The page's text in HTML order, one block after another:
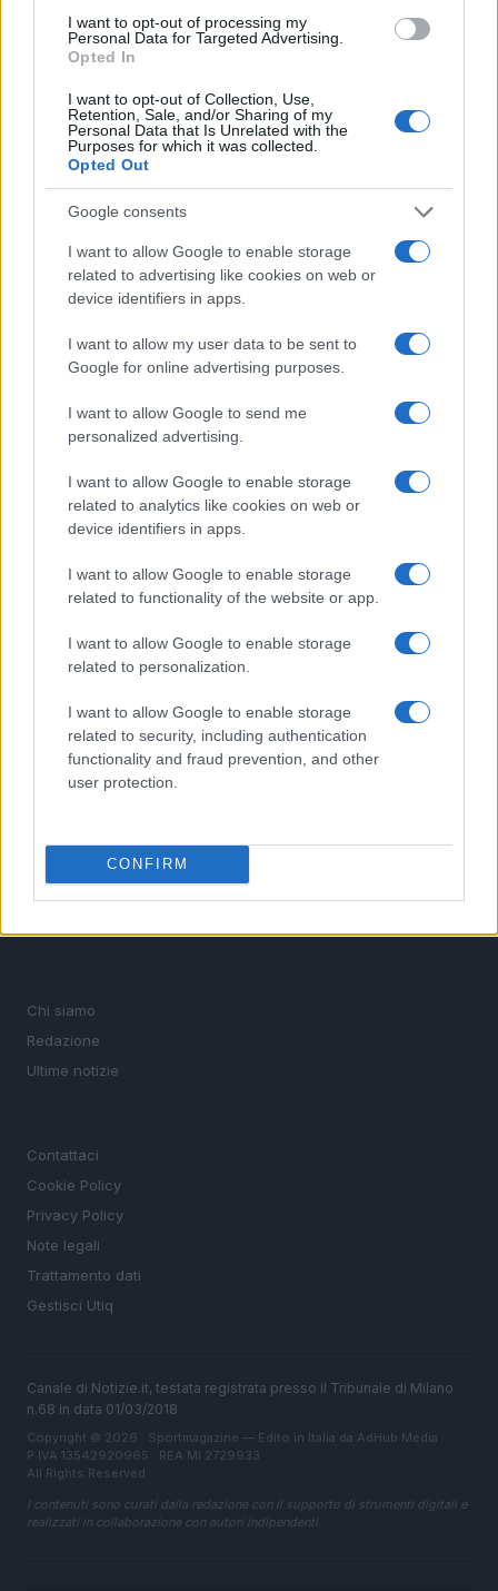
I want to opt-out of processing my
Personal Data for Targeted Advertising.
Opted In
I want to opt-out of Collection, Use,
Retention, Sale, and/or Sharing of my
Personal Data that Is Unrelated with the
Purposes for which it was collected.
Opted Out
Google consents
I want to allow Google to enable storage
related to advertising like cookies on web or
device identifiers in apps.
I want to allow my user data to be sent to
Google for online advertising purposes.
I want to allow Google to send me
personalized advertising.
I want to allow Google to enable storage
related to analytics like cookies on web or
device identifiers in apps.
I want to allow Google to enable storage
related to functionality of the website or app.
I want to allow Google to enable storage
related to personalization.
I want to allow Google to enable storage
related to security, including authentication
functionality and fraud prevention, and other
user protection.
CONFIRM
PIÙ LETTI
Chouchaa: chi è il calciatore algerino?
Union Berlino-Cagliari: dove vedere l’amichevole
estiva in diretta
Lazio e Milan: tutti gli ex calciatori che hanno
indossato le due maglie
A quanto ammonta il patrimonio di Andrea Pirlo?
calcio, basket, tennis, ciclismo, motori, Formula 1,
MotoGP e Olimpiadi. Le ultime news dalle competizioni
nazionali e internazionali, gli highlight delle partite, le
interviste ai protagonisti e i risultati in tempo reale di tutte
le discipline che fanno emozionare gli appassionati di
SEZIONI
Chi siamo
Redazione
Ultime notizie
Contattaci
Cookie Policy
Privacy Policy
Note legali
Trattamento dati
Gestisci Utiq
Canale di Notizie.it, testata registrata presso il Tribunale di Milano
n.68 in data 01/03/2018
Copyright © 2026 · Sportmagazine — Edito in Italia da AdHub Media
P.IVA 13542920965 · REA MI 2729933
All Rights Reserved
I contenuti sono curati dalla redazione con il supporto di strumenti digitali e
realizzati in collaborazione con autori indipendenti.